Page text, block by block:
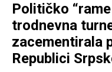
Političko
trodnevna
zacementirala
Republici